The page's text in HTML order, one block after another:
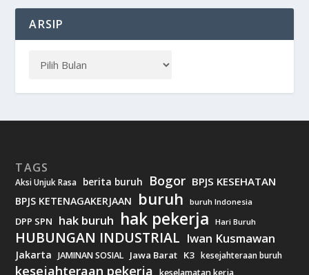
ARSIP
TAGS
Aksi Unjuk Rasa berita buruh Bogor BPJS KESEHATAN
BPJS KETENAGAKERJAAN buruh buruh Indonesia
DPP SPN hak buruh hak pekerja Hari Buruh
HUBUNGAN INDUSTRIAL Iwan Kusmawan
Jakarta JAMINAN SOSIAL Jawa Barat K3 kesejahteraan buruh
kesejahteraan pekerja